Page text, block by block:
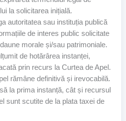
la solicitarea inițială.
autoritatea sau instituția publică
de interes public solicitate
morale și/sau patrimoniale.
de hotărârea instanței,
prin recurs la Curtea de Apel.
rămâne definitivă și irevocabilă.
la prima instanță, cât și recursul
sunt scutite de la plata taxei de